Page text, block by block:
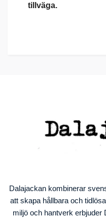
tillväga.
Dalajackan kombinerar
att skapa hållbara och
miljö och hantverk erbjuder